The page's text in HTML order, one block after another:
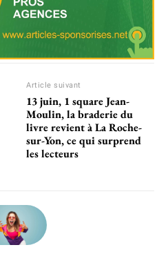
Article suivant
13 juin, 1 square Jean-
Moulin, la braderie du
livre revient à La Roche-
sur-Yon, ce qui surprend
les lecteurs